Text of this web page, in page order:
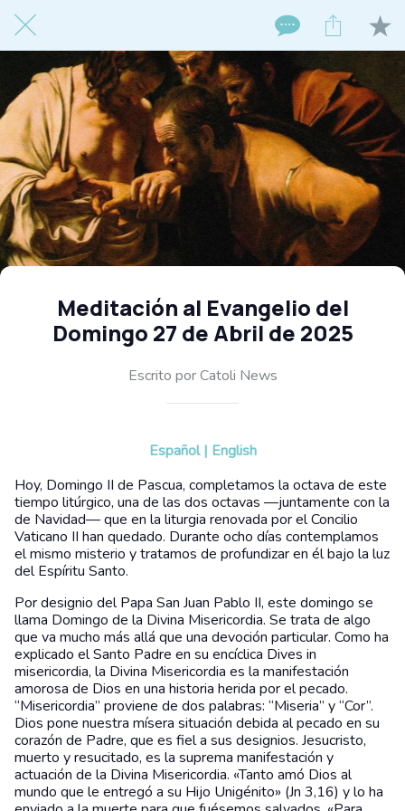
Meditación al Evangelio del
Domingo 27 de Abril de 2025
Escrito por Catoli News
Español | English
Hoy, Domingo II de Pascua, completamos la octava de este
tiempo litúrgico, una de las dos octavas —juntamente con la
de Navidad— que en la liturgia renovada por el Concilio
Vaticano II han quedado. Durante ocho días contemplamos
el mismo misterio y tratamos de profundizar en él bajo la luz
del Espíritu Santo.
Por designio del Papa San Juan Pablo II, este domingo se
llama Domingo de la Divina Misericordia. Se trata de algo
que va mucho más allá que una devoción particular. Como ha
explicado el Santo Padre en su encíclica Dives in
misericordia, la Divina Misericordia es la manifestación
amorosa de Dios en una historia herida por el pecado.
“Misericordia” proviene de dos palabras: “Miseria” y “Cor”.
Dios pone nuestra mísera situación debida al pecado en su
corazón de Padre, que es fiel a sus designios. Jesucristo,
muerto y resucitado, es la suprema manifestación y
actuación de la Divina Misericordia. «Tanto amó Dios al
mundo que le entregó a su Hijo Unigénito» (Jn 3,16) y lo ha